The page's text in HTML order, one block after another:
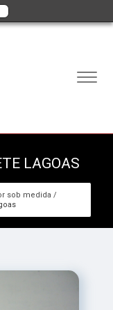
LAGOAS
sob medida